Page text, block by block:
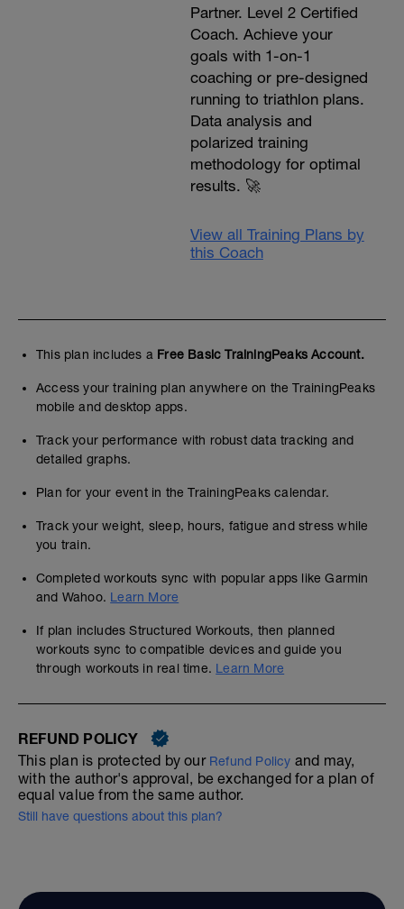
Partner. Level 2 Certified
Coach. Achieve your
goals with 1-on-1
coaching or pre-designed
running to triathlon plans.
Data analysis and
polarized training
methodology for optimal
results. 🚀
View all Training Plans by
this Coach
This plan includes a Free Basic TrainingPeaks Account.
Access your training plan anywhere on the TrainingPeaks
mobile and desktop apps.
Track your performance with robust data tracking and
detailed graphs.
Plan for your event in the TrainingPeaks calendar.
Track your weight, sleep, hours, fatigue and stress while
you train.
Completed workouts sync with popular apps like Garmin
and Wahoo. Learn More
If plan includes Structured Workouts, then planned
workouts sync to compatible devices and guide you
through workouts in real time. Learn More
REFUND POLICY
This plan is protected by our Refund Policy and may,
with the author's approval, be exchanged for a plan of
equal value from the same author.
Still have questions about this plan?